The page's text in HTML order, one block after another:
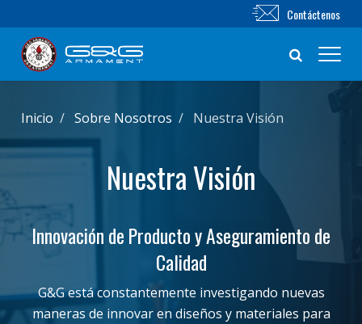
Nuevo producto
Airsoft Rifle
Pistola de Airsoft
Piezas & Accesorios
BB Series
Contáctenos
Inicio Sobre Nosotros Nuestra Visión
Nuestra Visión
Innovación de Producto y Aseguramiento de
Calidad
G&G está constantemente investigando nuevas
maneras de innovar en diseños y materiales para